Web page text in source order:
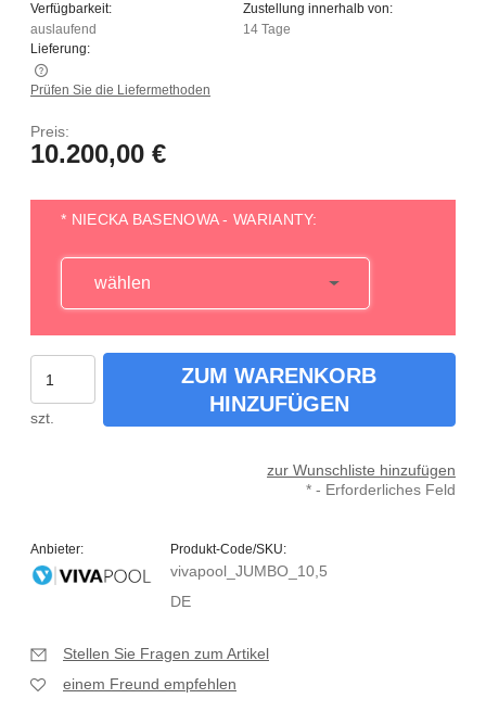
Verfügbarkeit:
auslaufend
Zustellung innerhalb von:
14 Tage
Lieferung:
Der Preis enthält keine eventuellen Zahlungskosten
Prüfen Sie die Liefermethoden
Preis:
10.200,00 €
* NIECKA BASENOWA - WARIANTY:
szt.
ZUM WARENKORB
HINZUFÜGEN
zur Wunschliste hinzufügen
* - Erforderliches Feld
Anbieter: Produkt-Code/SKU:
vivapool_JUMBO_10,5
DE
Stellen Sie Fragen zum Artikel
einem Freund empfehlen